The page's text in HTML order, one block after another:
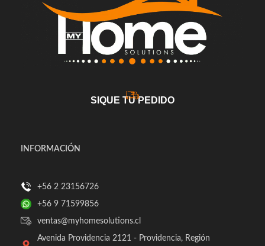
SIQUE TU PEDIDO
INFORMACIÓN
+56 2 23156726
+56 9 71599856
ventas@myhomesolutions.cl
Avenida Providencia 2121 - Providencia, Región